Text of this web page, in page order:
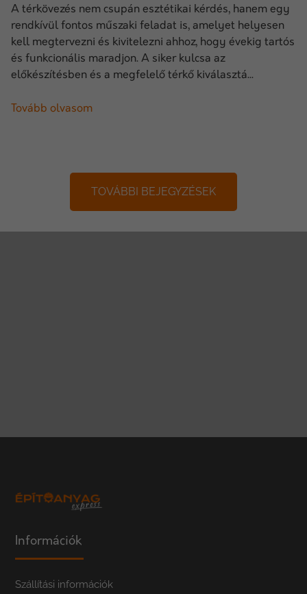
A térkövezés nem csupán esztétikai kérdés, hanem egy
rendkívül fontos műszaki feladat is, amelyet helyesen
kell megtervezni és kivitelezni ahhoz, hogy évekig tartós
és funkcionális maradjon. A siker kulcsa az
előkészítésben és a megfelelő térkő kiválasztá...
Tovább olvasom
TOVÁBBI BEJEGYZÉSEK
Információk
Szállítási információk